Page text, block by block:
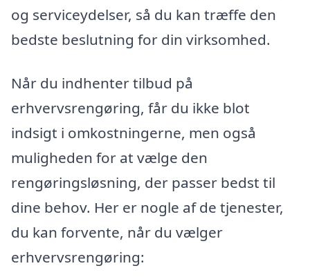
og serviceydelser, så du kan træffe den
bedste beslutning for din virksomhed.
Når du indhenter tilbud på
erhvervsrengøring, får du ikke blot
indsigt i omkostningerne, men også
muligheden for at vælge den
rengøringsløsning, der passer bedst til
dine behov. Her er nogle af de tjenester,
du kan forvente, når du vælger
erhvervsrengøring: